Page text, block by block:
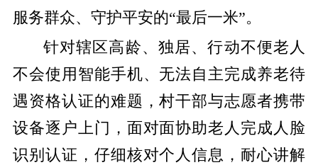
服务群众、守护平安的“最后一米”。
针对辖区高龄、独居、行动不便老人
不会使用智能手机、无法自主完成养老待
遇资格认证的难题，村干部与志愿者携带
设备逐户上门，面对面协助老人完成人脸
识别认证，仔细核对个人信息，耐心讲解